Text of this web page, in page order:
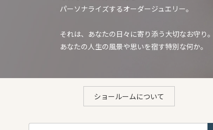
パーソナライズするオーダージュエリー。
それは、あなたの日々に寄り添う大切なお守り。
あなたの人生の風景や思いを宿す特別な何か。
ショールームについて